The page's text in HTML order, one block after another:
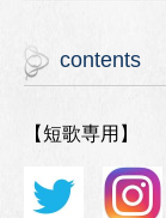
contents
【短歌専用】